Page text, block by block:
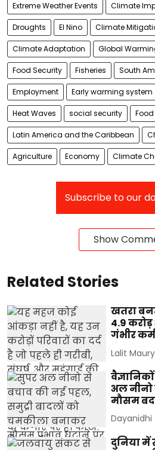
Extreme Weather Events Climate
Droughts El Nino Climate
Climate Adaptation Global
Food Security Fisheries South
Employment Early warming system
Heat Waves social security
Latin America and the Caribbean
Agriculture Economy Climate
Subscribe to our
Show
Related Stories
खतरा
4.9
गंभीर
Lalit
अल
मौसम
Dayanidhi
दुनिया में